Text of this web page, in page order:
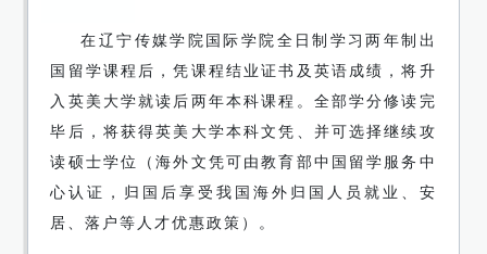
在辽宁传媒学院国际学院全日制学习两年制出
国留学课程后，凭课程结业证书及英语成绩，将升
入英美大学就读后两年本科课程。全部学分修读完
毕后，将获得英美大学本科文凭、并可选择继续攻
读硕士学位（海外文凭可由教育部中国留学服务中
心认证，归国后享受我国海外归国人员就业、安
居、落户等人才优惠政策）。